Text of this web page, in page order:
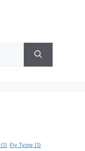
(1) Fly Tying (1)